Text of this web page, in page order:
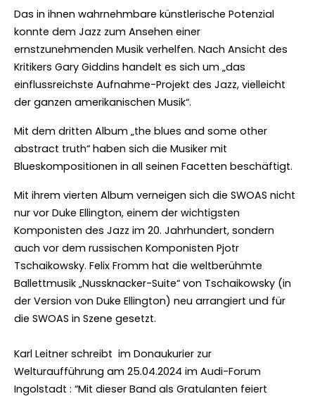
Das in ihnen wahrnehmbare künstlerische Potenzial
konnte dem Jazz zum Ansehen einer
ernstzunehmenden Musik verhelfen. Nach Ansicht des
Kritikers Gary Giddins handelt es sich um „das
einflussreichste Aufnahme-Projekt des Jazz, vielleicht
der ganzen amerikanischen Musik“.
Mit dem dritten Album „the blues and some other
abstract truth“ haben sich die Musiker mit
Blueskompositionen in all seinen Facetten beschäftigt.
Mit ihrem vierten Album verneigen sich die SWOAS nicht
nur vor Duke Ellington, einem der wichtigsten
Komponisten des Jazz im 20. Jahrhundert, sondern
auch vor dem russischen Komponisten Pjotr
Tschaikowsky. Felix Fromm hat die weltberühmte
Ballettmusik „Nussknacker-Suite“ von Tschaikowsky (in
der Version von Duke Ellington) neu arrangiert und für
die SWOAS in Szene gesetzt.
Karl Leitner schreibt im Donaukurier zur
Welturaufführung am 25.04.2024 im Audi-Forum
Ingolstadt : “Mit dieser Band als Gratulanten feiert